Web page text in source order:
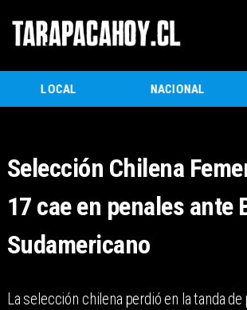
LOCAL NACIONAL
Selección Chilena
17 cae en penales ante
Sudamericano
La selección chilena perdió en la tanda